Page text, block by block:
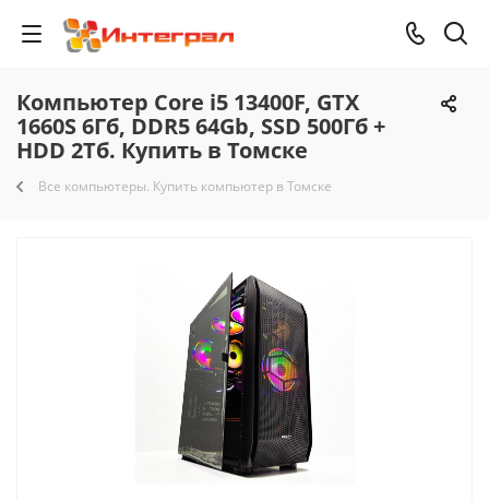
Компьютер Core i5 13400F, GTX
1660S 6Гб, DDR5 64Gb, SSD 500Гб +
HDD 2Тб. Купить в Томске
Все компьютеры. Купить компьютер в Томске